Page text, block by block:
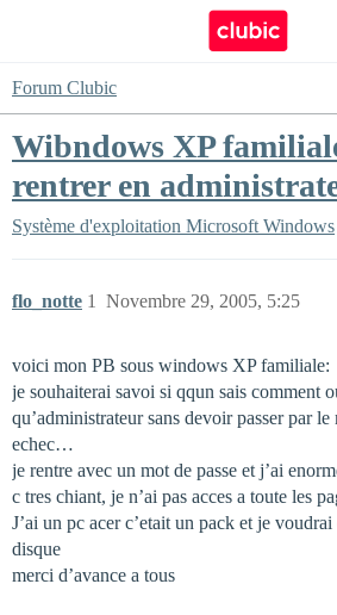
Forum Clubic
Wibndows XP
rentrer en
Système d'exploitation Microsoft Windows
flo_notte Novembre 29, 2005, 5:25
1
voici mon PB sous windows XP familiale:
je souhaiterai savoi si qqun sais comment
qu’administrateur sans devoir passer par le
echec…
je rentre avec un mot de passe et j’ai
c tres chiant, je n’ai pas acces a toute les
J’ai un pc acer c’etait un pack et je
disque
merci d’avance a tous